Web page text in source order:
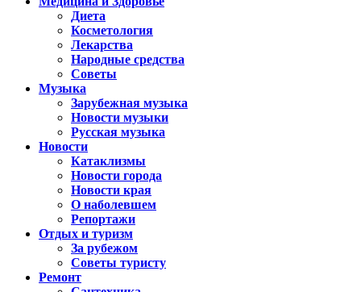
Диета
Косметология
Лекарства
Народные средства
Советы
Музыка
Зарубежная музыка
Новости музыки
Русская музыка
Новости
Катаклизмы
Новости города
Новости края
О наболевшем
Репортажи
Отдых и туризм
За рубежом
Советы туристу
Ремонт